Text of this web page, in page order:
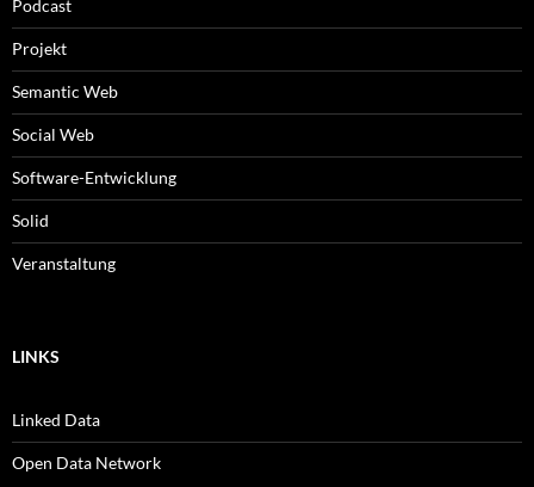
Podcast
Projekt
Semantic Web
Social Web
Software-Entwicklung
Solid
Veranstaltung
LINKS
Linked Data
Open Data Network